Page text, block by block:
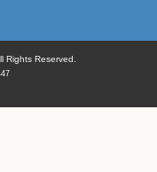
Rights Reserved.